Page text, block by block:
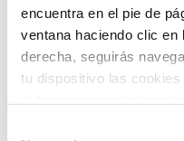
encuentra en el pie de
ventana haciendo clic en
derecha, seguirás
tu dispositivo las
color_lens Ideas